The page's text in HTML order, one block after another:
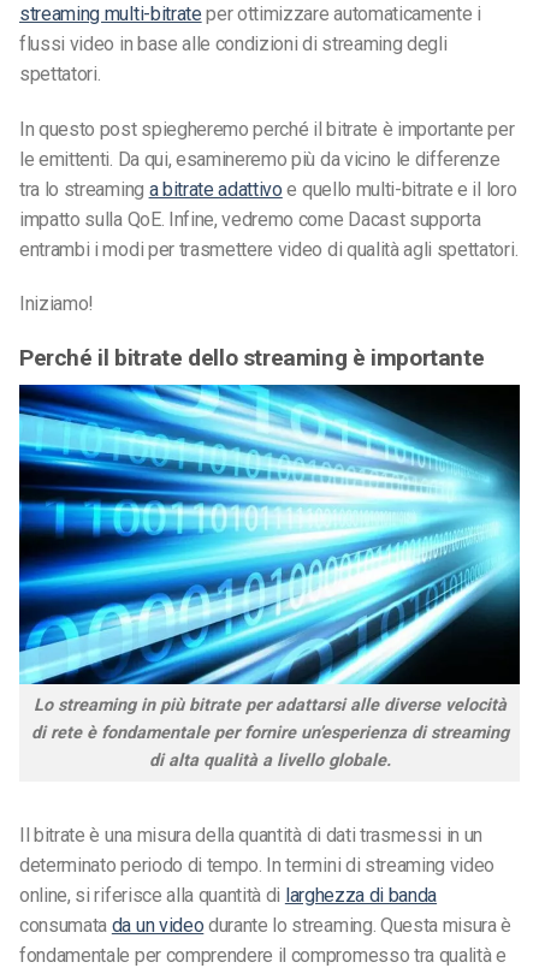
streaming multi-bitrate per ottimizzare automaticamente i
flussi video in base alle condizioni di streaming degli
spettatori.
In questo post spiegheremo perché il bitrate è importante per
le emittenti. Da qui, esamineremo più da vicino le differenze
tra lo streaming a bitrate adattivo e quello multi-bitrate e il loro
impatto sulla QoE. Infine, vedremo come Dacast supporta
entrambi i modi per trasmettere video di qualità agli spettatori.
Iniziamo!
Perché il bitrate dello streaming è importante
Lo streaming in più bitrate per adattarsi alle diverse velocità
di rete è fondamentale per fornire un’esperienza di streaming
di alta qualità a livello globale.
Il bitrate è una misura della quantità di dati trasmessi in un
determinato periodo di tempo. In termini di streaming video
online, si riferisce alla quantità di larghezza di banda
consumata da un video durante lo streaming. Questa misura è
fondamentale per comprendere il compromesso tra qualità e